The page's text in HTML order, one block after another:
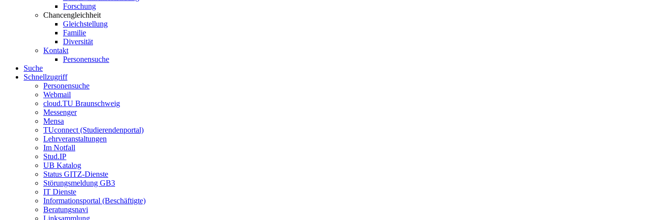
Forschung
Chancengleichheit
Gleichstellung
Familie
Diversität
Kontakt
Personensuche
Suche
Schnellzugriff
Personensuche
Webmail
cloud.TU Braunschweig
Messenger
Mensa
TUconnect (Studierendenportal)
Lehrveranstaltungen
Im Notfall
Stud.IP
UB Katalog
Status GITZ-Dienste
Störungsmeldung GB3
IT Dienste
Informationsportal (Beschäftigte)
Beratungsnavi
Linksammlung